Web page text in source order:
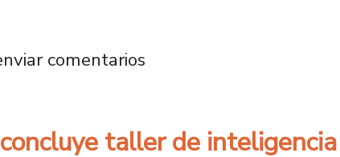
Formación de Profesores se enfocará
comentarios
taller de